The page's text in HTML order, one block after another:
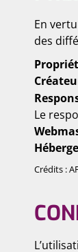
En
des
Le
Crédits :